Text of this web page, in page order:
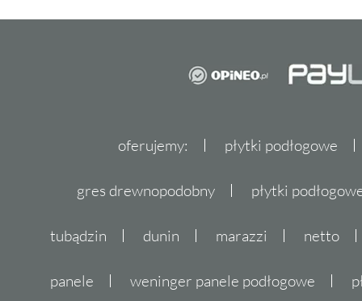
oferujemy: płytki podłogowe
gres drewnopodobny płytki
tubądzin dunin marazzi netto
panele weninger panele podłogowe